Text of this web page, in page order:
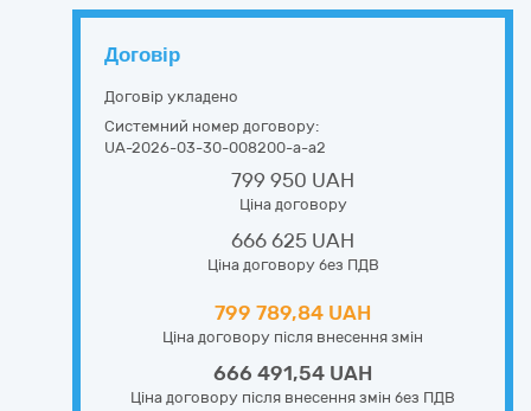
Договір
Договір укладено
Системний номер договору:
UA-2026-03-30-008200-a-a2
799 950 UAH
Ціна договору
666 625 UAH
Ціна договору без ПДВ
799 789,84 UAH
Ціна договору після внесення змін
666 491,54 UAH
Ціна договору після внесення змін без ПДВ